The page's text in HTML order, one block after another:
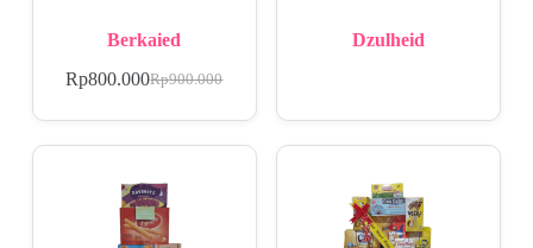
Berkaied
Rp900.000
Rp800.000
Dzulheid